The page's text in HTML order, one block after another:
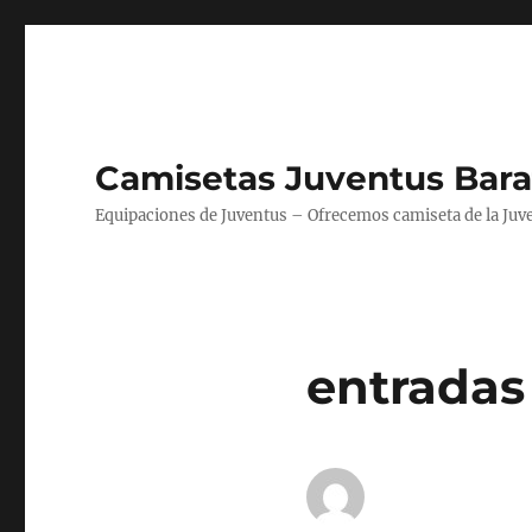
Camisetas Juventus
Equipaciones de Juventus – Ofrecemos camiseta de la